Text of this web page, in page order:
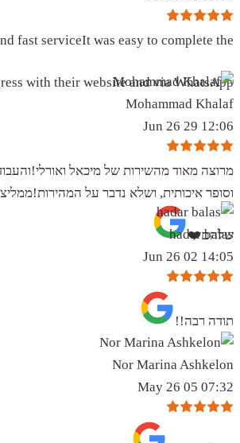
fast serviceIt was easy to complete the
with their website and via WhatsApp
Mohammad Khalaf
12:06 29 Jun 26
מרוצה מאוד מהשירות של מיכאל
וסופר איכותית, ושלא נדבר על
שלהם❤️
hadar balas
14:05 02 Jun 26
תודה רבה!!
Nor Marina Ashkelon
07:32 05 May 26